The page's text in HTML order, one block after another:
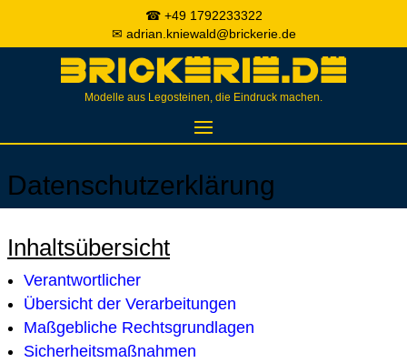
☎ +49 1792233322
✉ adrian.kniewald@brickerie.de
Modelle aus Legosteinen, die Eindruck machen.
Datenschutzerklärung
Inhaltsübersicht
Verantwortlicher
Übersicht der Verarbeitungen
Maßgebliche Rechtsgrundlagen
Sicherheitsmaßnahmen